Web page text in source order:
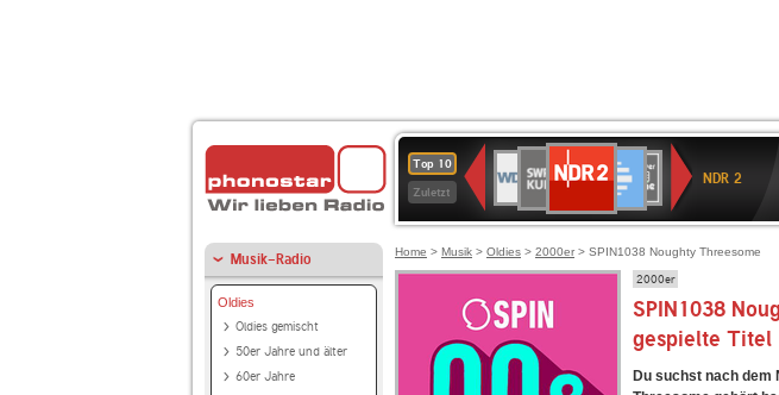
Top 10
Zuletzt
Deutschlandfunk
80er
90er
OLDIE
ANTENNE
SWR3
WDR
4
BR-
KLASSIK
Deutschlandfunk
Kultur
ANTENNE
BAYERN
2
Kultur
2
NDR 2
Musik-Radio
Oldies
Oldies gemischt
50er Jahre und älter
60er Jahre
Home > Musik > Oldies > 2000er > SPIN1038 Noughty Threesome
2000er
SPIN1038
gespielte Titel
Du suchst nach dem